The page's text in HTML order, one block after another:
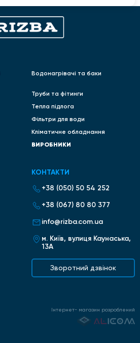
Водонагрівачі та баки
Труби та фітинги
Тепла підлога
Фільтри для води
Кліматичне обладнання
ВИРОБНИКИ
КОНТАКТИ
+38 (050) 50 54 252
+38 (067) 80 80 377
info@rizba.com.ua
м. Київ, вулиця Каунаська,
13А
Зворотний дзвінок
Інтернет- магазин розроблений